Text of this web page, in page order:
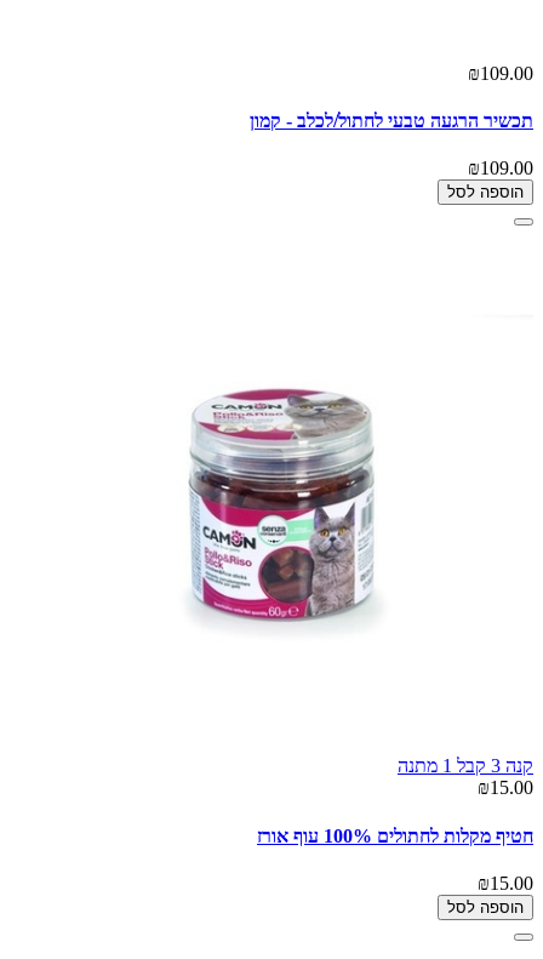
₪109.00
תכשיר הרגעה טבעי לחתול/לכלב - קמון
₪109.00
הוספה לסל
קנה 3 קבל 1 מתנה
₪15.00
חטיף מקלות לחתולים 100% עוף אורז
₪15.00
הוספה לסל